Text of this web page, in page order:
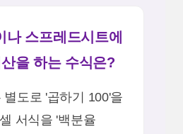
나 스프레드시트에
을 하는 수식은?
도로 '곱하기 100'을
서식을 '백분율